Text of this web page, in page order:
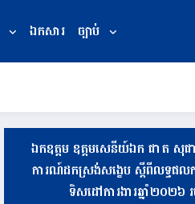
ឯកសារ ច្បាប់
ឯកឧត្តម ឧត្តមសេនីយ៍ឯក ផាត សុផ
ការណ៍ដកស្រង់សង្ខេប ស្តីពីលទ្ធផល
ទិសដៅការងារឆ្នាំ២០២៦